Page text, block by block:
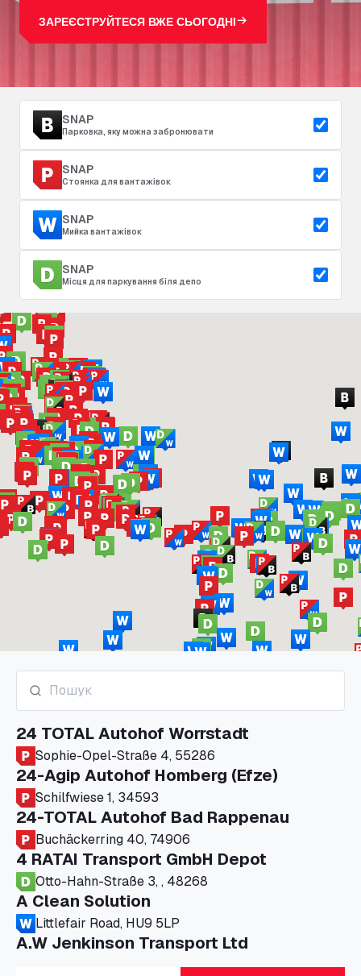
ЗАРЕЄСТРУЙТЕСЯ ВЖЕ СЬОГОДНІ
SNAP
Парковка, яку можна забронювати
SNAP
Стоянка для вантажівок
SNAP
Мийка вантажівок
SNAP
Місця для паркування біля депо
24 TOTAL Autohof Worrstadt
Sophie-Opel-Straße 4, 55286
24-Agip Autohof Homberg (Efze)
Schilfwiese 1, 34593
24-TOTAL Autohof Bad Rappenau
Buchäckerring 40, 74906
4 RATAI Transport GmbH Depot
Otto-Hahn-Straße 3, , 48268
A Clean Solution
Littlefair Road, HU9 5LP
A.W Jenkinson Transport Ltd
Progress House, ME11 5GA